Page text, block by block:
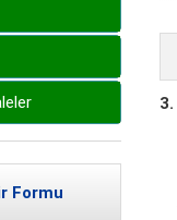
Formu
3.